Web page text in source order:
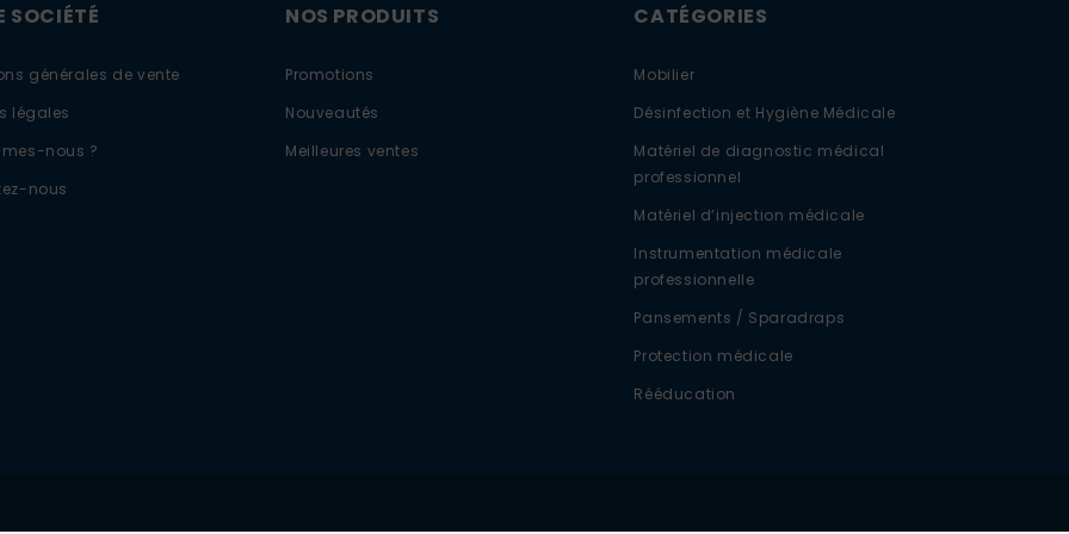
SOCIÉTÉ
générales de vente
légales
nous ?
nous
NOS PRODUITS
Promotions
Nouveautés
Meilleures ventes
CATÉGORIES
Mobilier
Désinfection et Hygiène Médicale
Matériel de diagnostic médical
professionnel
Matériel d’injection médicale
Instrumentation médicale
professionnelle
Pansements / Sparadraps
Protection médicale
Rééducation
confidentialité, en garantissant la conformité avec les réglementations. Personnalisez vos préférences pour contrôler la manière dont